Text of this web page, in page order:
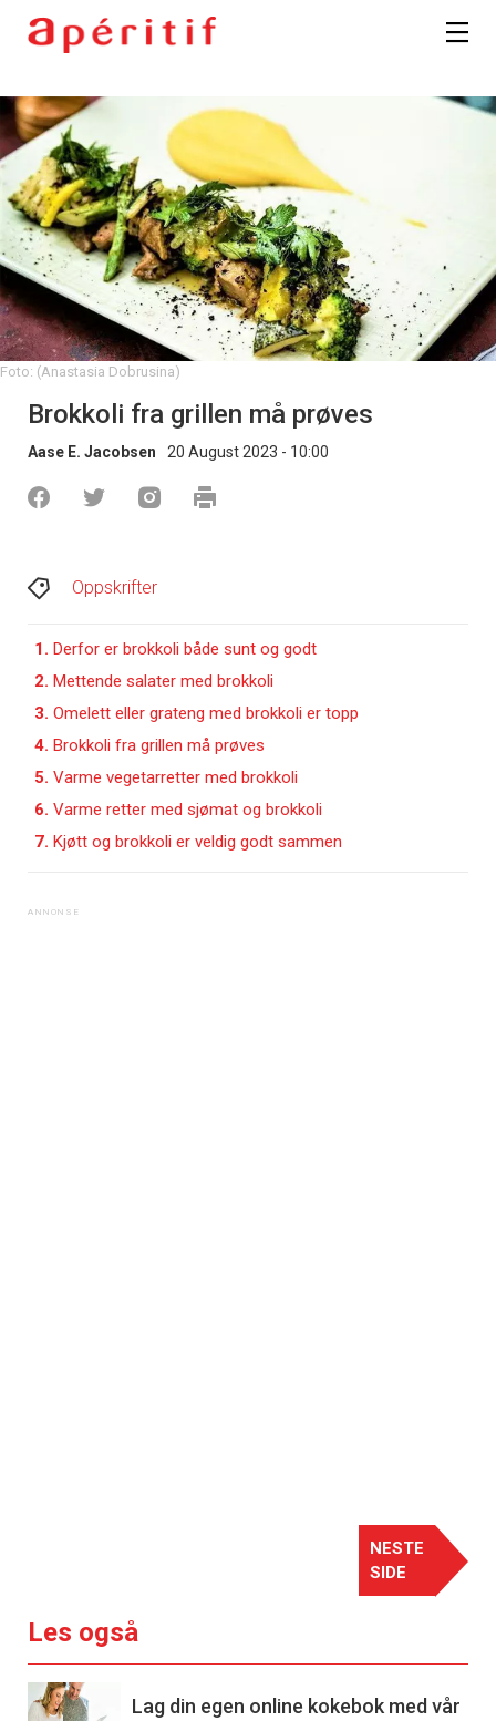
Foto: (Anastasia Dobrusina)
Brokkoli fra grillen må prøves
Aase E. Jacobsen 20 August 2023 - 10:00
Oppskrifter
1. Derfor er brokkoli både sunt og godt
2. Mettende salater med brokkoli
3. Omelett eller grateng med brokkoli er topp
4. Brokkoli fra grillen må prøves
5. Varme vegetarretter med brokkoli
6. Varme retter med sjømat og brokkoli
7. Kjøtt og brokkoli er veldig godt sammen
NESTE
SIDE
Les også
Lag din egen online kokebok med vår